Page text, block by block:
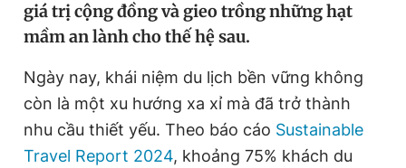
Tiện ích Bạn cần biết
Thông tin tòa soạn Liên hệ quảng cáo
giá trị cộng đồng và gieo trồng những hạt
mầm an lành cho thế hệ sau.
Ngày nay, khái niệm du lịch bền vững không
còn là một xu hướng xa xỉ mà đã trở thành
nhu cầu thiết yếu. Theo báo cáo Sustainable
Travel Report 2024, khoảng 75% khách du